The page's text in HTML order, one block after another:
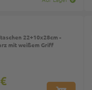
22+10x28cm -
mit weißem Griff